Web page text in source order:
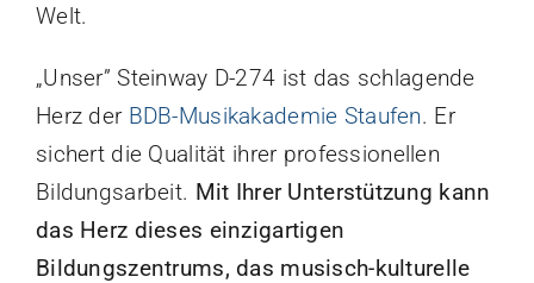
Welt.
„Unser” Steinway D-274 ist das schlagende
Herz der BDB-Musikakademie Staufen. Er
sichert die Qualität ihrer professionellen
Bildungsarbeit. Mit Ihrer Unterstützung kann
das Herz dieses einzigartigen
Bildungszentrums, das musisch-kulturelle